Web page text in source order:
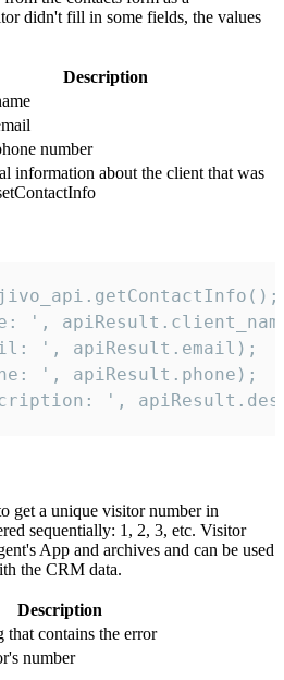
didn't fill in some fields, the values
Description
number
information about the client that was
',
', apiResult.email);
', apiResult.phone);
',
get a unique visitor number in
sequentially: 1, 2, 3, etc. Visitor
App and archives and can be used
the CRM data.
Description
that contains the error
number